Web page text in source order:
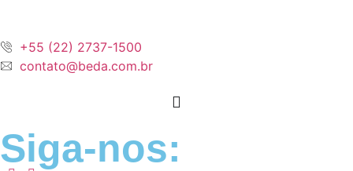
+55 (22) 2737-1500
contato@beda.com.br
Siga-nos: